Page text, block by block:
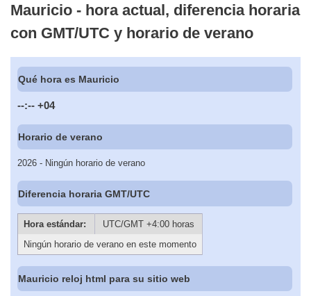
Mauricio - hora actual, diferencia horaria
con GMT/UTC y horario de verano
Qué hora es Mauricio
--:-- +04
Horario de verano
2026 - Ningún horario de verano
Diferencia horaria GMT/UTC
Hora estándar:
UTC/GMT +4:00 horas
Ningún horario de verano en este momento
Mauricio reloj html para su sitio web